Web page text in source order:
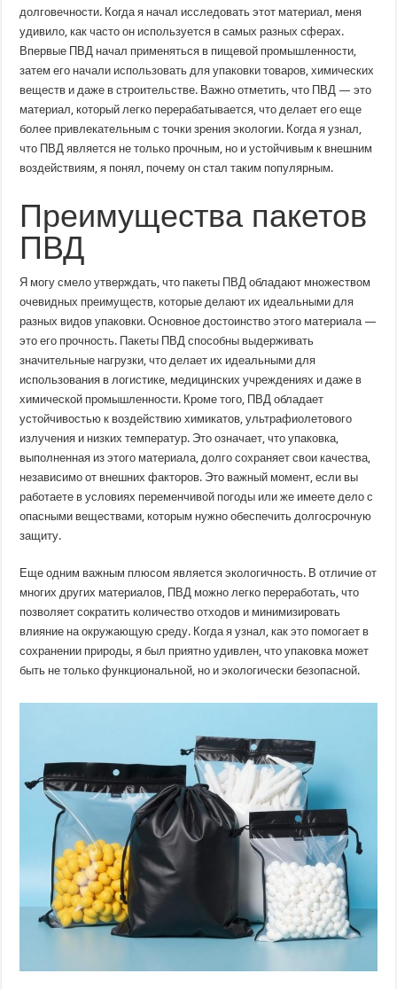
долговечности. Когда я начал исследовать этот материал, меня
удивило, как часто он используется в самых разных сферах.
Впервые ПВД начал применяться в пищевой промышленности,
затем его начали использовать для упаковки товаров, химических
веществ и даже в строительстве. Важно отметить, что ПВД — это
материал, который легко перерабатывается, что делает его еще
более привлекательным с точки зрения экологии. Когда я узнал,
что ПВД является не только прочным, но и устойчивым к внешним
воздействиям, я понял, почему он стал таким популярным.
Преимущества пакетов
ПВД
Я могу смело утверждать, что пакеты ПВД обладают множеством
очевидных преимуществ, которые делают их идеальными для
разных видов упаковки. Основное достоинство этого материала —
это его прочность. Пакеты ПВД способны выдерживать
значительные нагрузки, что делает их идеальными для
использования в логистике, медицинских учреждениях и даже в
химической промышленности. Кроме того, ПВД обладает
устойчивостью к воздействию химикатов, ультрафиолетового
излучения и низких температур. Это означает, что упаковка,
выполненная из этого материала, долго сохраняет свои качества,
независимо от внешних факторов. Это важный момент, если вы
работаете в условиях переменчивой погоды или же имеете дело с
опасными веществами, которым нужно обеспечить долгосрочную
защиту.
Еще одним важным плюсом является экологичность. В отличие от
многих других материалов, ПВД можно легко переработать, что
позволяет сократить количество отходов и минимизировать
влияние на окружающую среду. Когда я узнал, как это помогает в
сохранении природы, я был приятно удивлен, что упаковка может
быть не только функциональной, но и экологически безопасной.